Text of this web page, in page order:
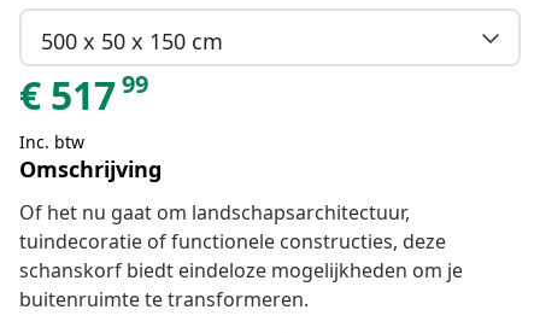
500 x 50 x 150 cm
€ 51799
Inc. btw
Omschrijving
Of het nu gaat om landschapsarchitectuur,
tuindecoratie of functionele constructies, deze
schanskorf biedt eindeloze mogelijkheden om je
buitenruimte te transformeren.